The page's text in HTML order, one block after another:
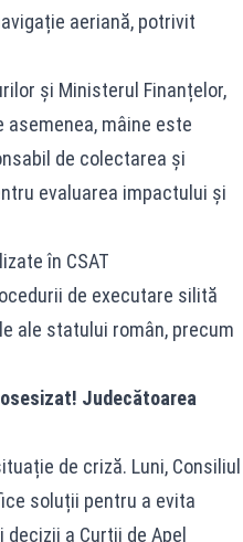
aeriană, potrivit
și Ministerul Finanțelor,
mâine este
de colectarea și
evaluarea impactului și
în CSAT
de executare silită
ale statului român, precum
Judecătoarea
de criză. Luni, Consiliul
soluții pentru a evita
decizii a Curții de Apel